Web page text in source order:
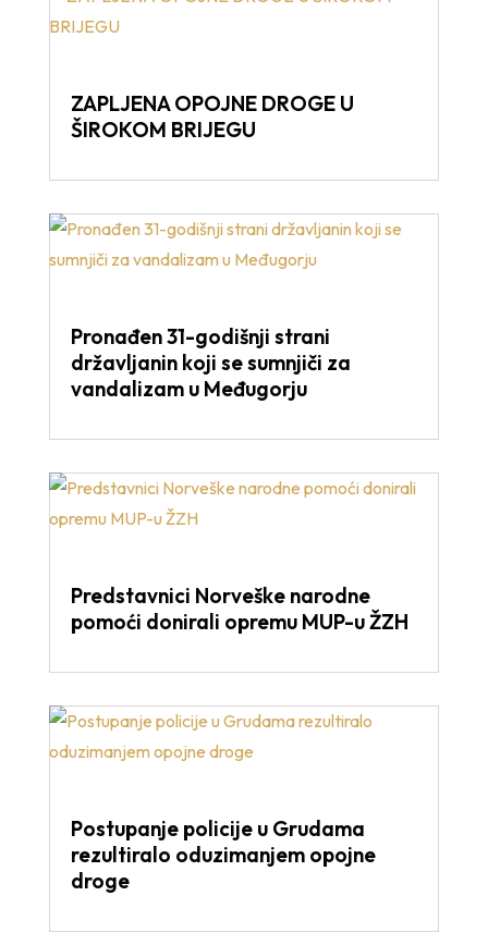
ZAPLJENA OPOJNE DROGE U
ŠIROKOM BRIJEGU
Pronađen 31-godišnji strani
državljanin koji se sumnjiči za
vandalizam u Međugorju
Predstavnici Norveške narodne
pomoći donirali opremu MUP-u ŽZH
Postupanje policije u Grudama
rezultiralo oduzimanjem opojne
droge